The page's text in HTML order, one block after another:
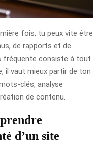
fois, tu peux vite être
de rapports et de
fréquente consiste à tout
il vaut mieux partir de ton
clés, analyse
de contenu.
d’un site